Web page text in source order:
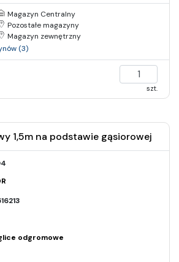
Magazyn Centralny
Pozostałe magazyny
Magazyn zewnętrzny
(3)
szt.
1,5m na podstawie gąsiorowej
odgromowe